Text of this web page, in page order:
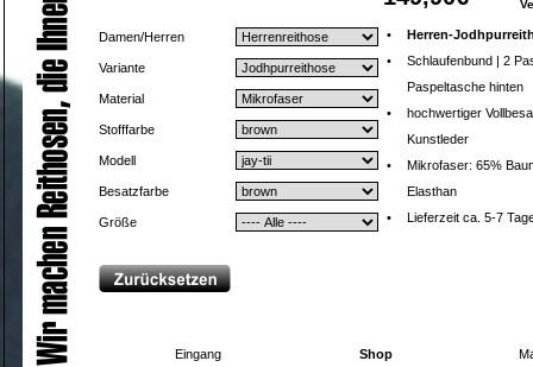
Damen/Herren
Variante
Material
Stofffarbe
Modell
Besatzfarbe
Größe
•
Herren-
•
Schlaufenbund | 2
Paspeltasche hinten
•
hochwertiger
Kunstleder
•
Mikrofaser: 65%
Elasthan
•
Lieferzeit ca. 5-7
Eingang Shop